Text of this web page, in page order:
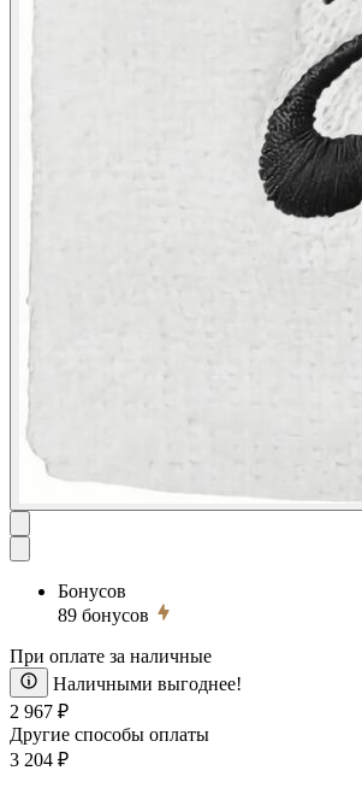
Бонусов
89 бонусов
При оплате за наличные
Наличными выгоднее!
2 967 ₽
Другие способы оплаты
3 204 ₽